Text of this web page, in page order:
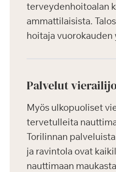
terveydenhoitoalan
ammattilaisista.
hoitaja vuorokauden
Palvelut
Myös ulkopuoliset
tervetulleita
Torilinnan
ja ravintola ovat
nauttimaan